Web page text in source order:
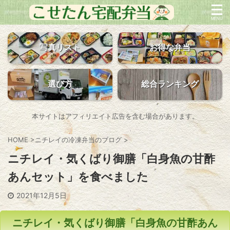
写真リスト お得な弁当
選び方 総合ランキング
本サイトはアフィリエイト広告を含む場合があります。
HOME >ニチレイの冷凍弁当のブログ >
ニチレイ・気くばり御膳「白身魚の甘酢
あんセット」を食べました
2021年12月5日
ニチレイ・気くばり御膳「白身魚の甘酢あん